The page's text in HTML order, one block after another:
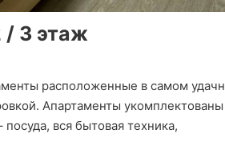
/ 3 этаж
расположенные в самом
Апартаменты укомплектованы
вся бытовая техника,